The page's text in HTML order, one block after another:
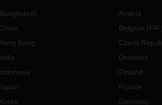
Bangladesh
China
Hong Kong
India
Indonesia
Japan
Korea
Austria
Belgium (FR
Czech
Denmark
Finland
France
Germany